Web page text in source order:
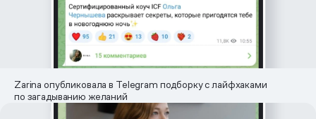
Zarina опубликовала в Telegram подборку с лайфхаками
по загадыванию желаний